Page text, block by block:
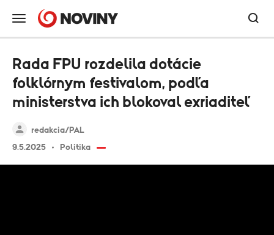
redakcia/PAL
9.5.2025
Politika
Rada FPU rozdelila dotácie
folklórnym festivalom, podľa
ministerstva ich blokoval exriaditeľ